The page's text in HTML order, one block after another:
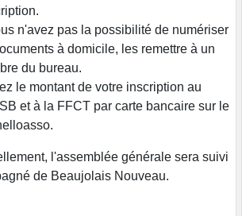
n'avez pas la possibilité de numériser
à domicile, les remettre à un
du bureau.
le montant de votre inscription au
et à la FFCT par carte bancaire sur le
l'assemblée générale sera suivi
de Beaujolais Nouveau.